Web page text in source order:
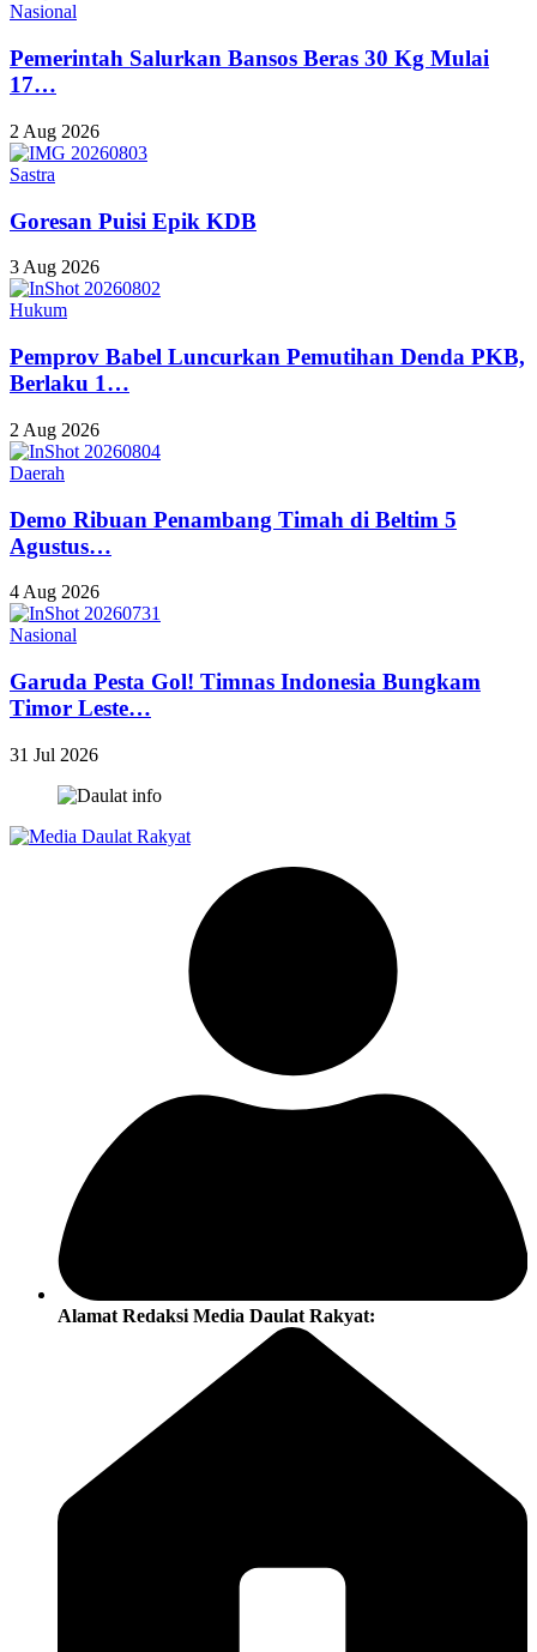
Nasional
Pemerintah Salurkan Bansos Beras 30 Kg Mulai
17…
2 Aug 2026
Sastra
Goresan Puisi Epik KDB
3 Aug 2026
Hukum
Pemprov Babel Luncurkan Pemutihan Denda PKB,
Berlaku 1…
2 Aug 2026
Daerah
Demo Ribuan Penambang Timah di Beltim 5
Agustus…
4 Aug 2026
Nasional
Garuda Pesta Gol! Timnas Indonesia Bungkam
Timor Leste…
31 Jul 2026
Alamat Redaksi Media Daulat Rakyat: